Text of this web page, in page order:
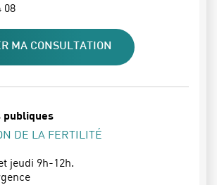
08
MA CONSULTATION
publiques
DE LA FERTILITÉ
jeudi 9h-12h.